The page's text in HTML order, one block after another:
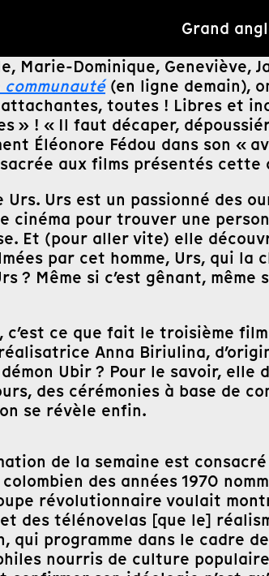
Grand
Marie-Dominique,
communauté(en ligne demain),
toutes ! Libres et
» ! « Il faut décaper,
Éléonore Fédou dans son «
aux films présentés
Urs. Urs est un passionné des
cinéma pour trouver une
Et (pour aller vite) elle
par cet homme, Urs, qui
? Même si c’est gênant,
c’est ce que fait le troisième
Anna Biriulina,
Ubir ? Pour le savoir,
des cérémonies à base de
se révèle enfin.
de la semaine est
des années 1970
révolutionnaire voulait
des télénovelas [que le]
qui programme dans le cadre
nourris de culture